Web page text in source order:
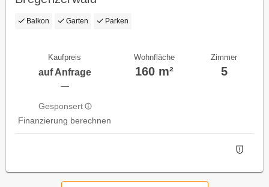
Balkon Garten Parken
Kaufpreis
auf Anfrage
—
Gesponsert
Finanzierung berechnen
Wohnfläche
160 m²
Zimmer
5